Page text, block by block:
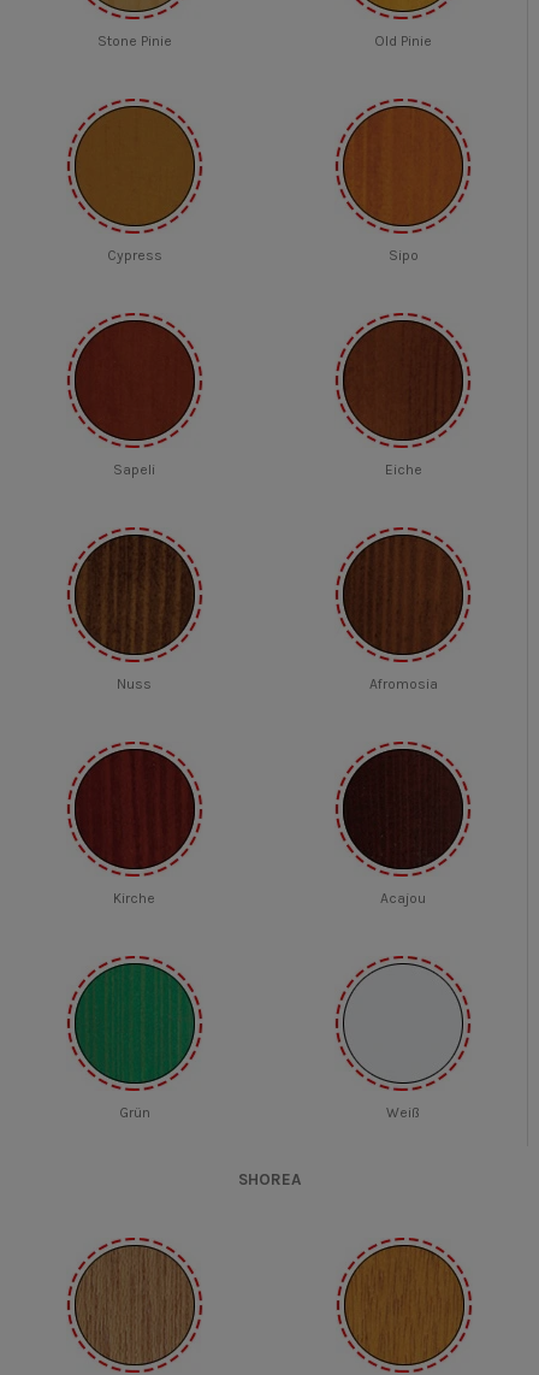
Stone Pinie Old Pinie
Cypress Sipo
Sapeli Eiche
Nuss Afromosia
Kirche Acajou
Grün Weiß
SHOREA